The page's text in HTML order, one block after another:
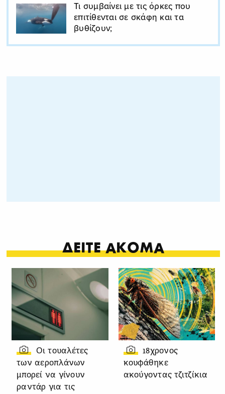
Τι συμβαίνει με τις όρκες που
επιτίθενται σε σκάφη και τα
βυθίζουν;
ΔΕΙΤΕ ΑΚΟΜΑ
Οι τουαλέτες
των αεροπλάνων
μπορεί να γίνουν
ραντάρ για τις
18χρονος
κουφάθηκε
ακούγοντας τζιτζίκια